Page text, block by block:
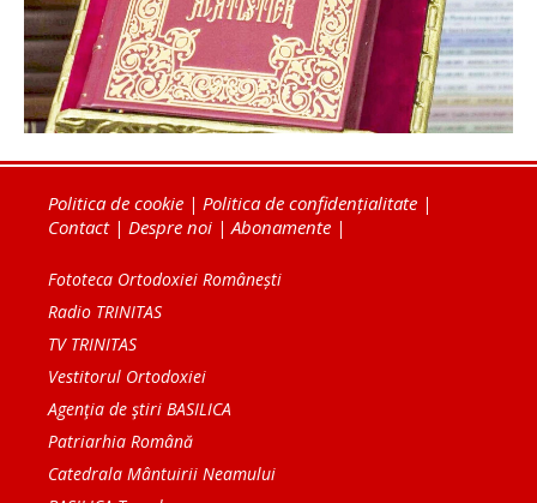
Politica de cookie | Politica de confidențialitate |
Contact| Despre noi |Abonamente |
Fototeca Ortodoxiei Românești
Radio TRINITAS
TV TRINITAS
Vestitorul Ortodoxiei
Agenţia de ştiri BASILICA
Patriarhia Română
Catedrala Mântuirii Neamului